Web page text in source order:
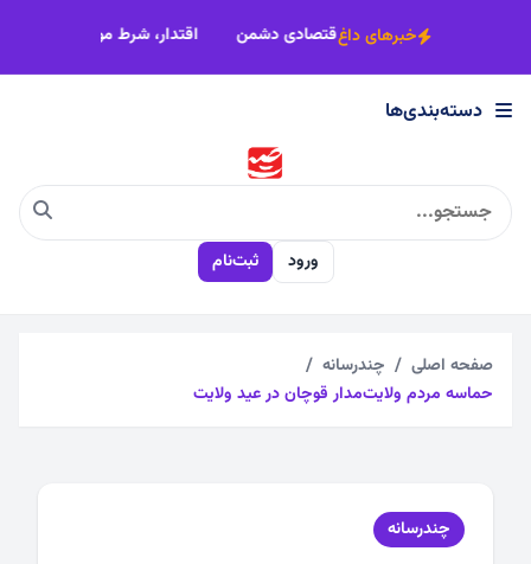
×
دسته‌بندی‌ها
اجتماعی
چندرسانه
فرهنگی
خبرهای داغ
ضرورت مقاومت اجتماعی در برابر فشار اقتصادی دشمن اقتدار، شرط
دسته‌بندی‌ها
ورود ثبت‌نام
صفحه اصلی
چندرسانه
حماسه مردم ولایت‌مدار قوچان در عید ولایت
چندرسانه